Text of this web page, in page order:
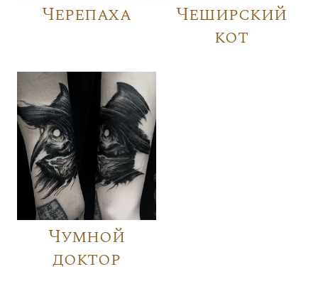
Черепаха
Чеширский
кот
Чумной
доктор